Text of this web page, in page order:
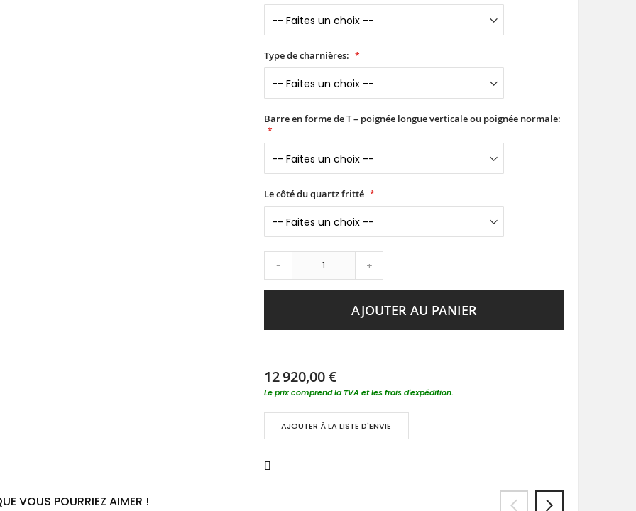
Type de charnières:
Barre en forme de T – poignée longue verticale ou poignée normale:
Le côté du quartz fritté
- +
AJOUTER AU PANIER
12 920,00 €
Le prix comprend la TVA et les frais d'expédition.
AJOUTER À LA LISTE D'ENVIE
VOUS POURRIEZ AIMER !